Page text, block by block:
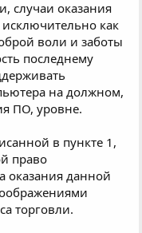
случаи оказания
исключительно как
воли и заботы
последнему
на должном,
ПО, уровне.
в пункте 1,
право
оказания данной
торговли.